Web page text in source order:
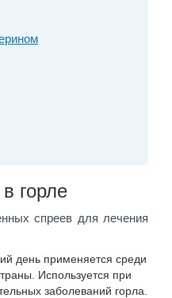
горле
спреев для лечения
день применяется среди
Используется при
заболеваний горла.